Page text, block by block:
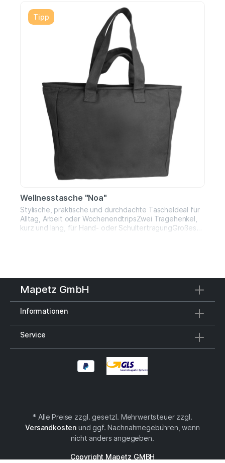
Tipp
Wellnesstasche "Noa"
Stylische, praktische und durchdachte TascheIdeal für
Alltag, Arbeit oder WochenendtripsZwei Tragehenkel,
kurz und lang, für Hand- oder SchultertragungGroßes
Mapetz GmbH
Informationen
Service
* Alle Preise zzgl. gesetzl. Mehrwertsteuer zzgl.
Versandkosten und ggf. Nachnahmegebühren, wenn
nicht anders angegeben.
Copyright Mapetz GMBH